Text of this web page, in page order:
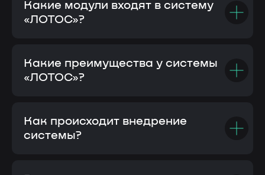
Какие модули входят в систему
«ЛОТОС»?
Какие преимущества у системы
«ЛОТОС»?
Как происходит внедрение
системы?